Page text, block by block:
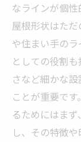
なラインが個
屋根形状はた
や住まい手の
としての役割
さなど細かな
ことが重要で
るためにはま
し、その特徴